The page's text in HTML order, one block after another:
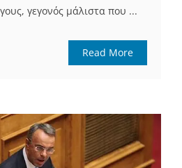
γεγονός μάλιστα που ...
Read More